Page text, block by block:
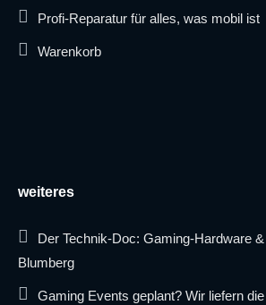
Profi-Reparatur für alles, was mobil ist
Warenkorb
weiteres
Der Technik-Doc: Gaming-Hardware
Blumberg
Gaming Events geplant? Wir liefern